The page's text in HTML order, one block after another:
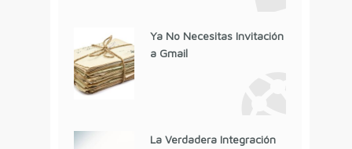
Ya No Necesitas Invitación
a Gmail
La Verdadera Integración